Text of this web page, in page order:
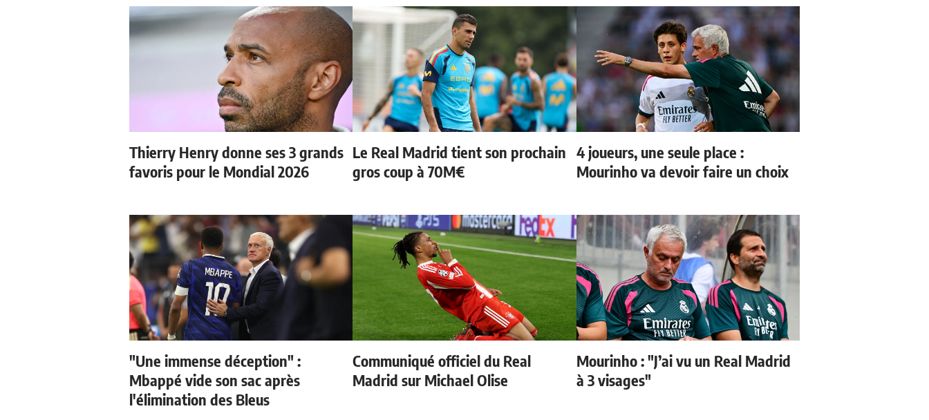
Thierry Henry donne ses 3 grands
favoris pour le Mondial 2026
Le Real Madrid tient son prochain
gros coup à 70M€
4 joueurs, une seule place :
Mourinho va devoir faire un choix
"Une immense déception" :
Mbappé vide son sac après
l'élimination des Bleus
Communiqué officiel du Real
Madrid sur Michael Olise
Mourinho : "J’ai vu un Real Madrid
à 3 visages"